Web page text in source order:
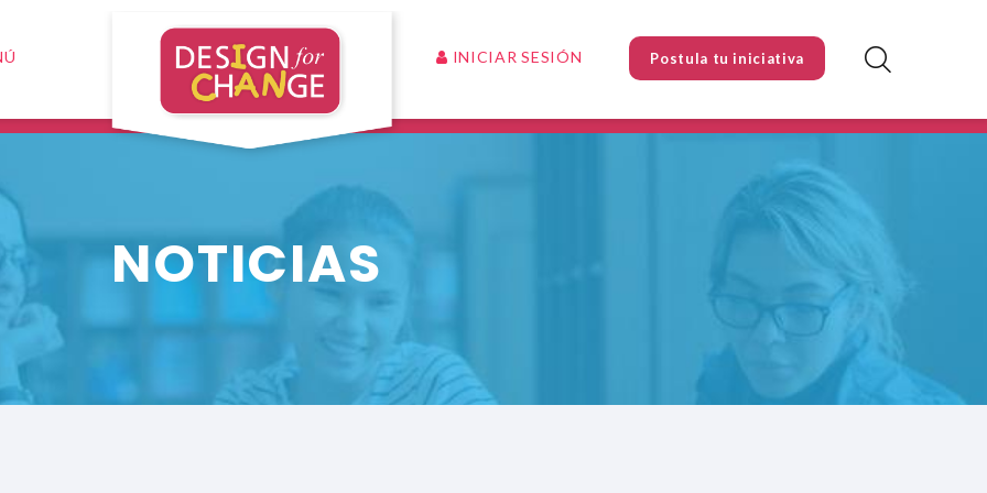
INICIAR SESIÓN Postula tu iniciativa
NOTICIAS